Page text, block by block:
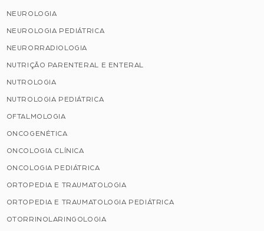
NEUROLOGIA
NEUROLOGIA PEDIÁTRICA
NEURORRADIOLOGIA
NUTRIÇÃO PARENTERAL E ENTERAL
NUTROLOGIA
NUTROLOGIA PEDIÁTRICA
OFTALMOLOGIA
ONCOGENÉTICA
ONCOLOGIA CLÍNICA
ONCOLOGIA PEDIÁTRICA
ORTOPEDIA E TRAUMATOLOGIA
ORTOPEDIA E TRAUMATOLOGIA PEDIÁTRICA
OTORRINOLARINGOLOGIA